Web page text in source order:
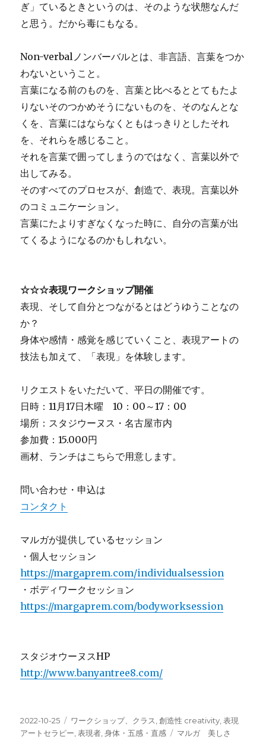
ぎ」ているときというのは、そのような状態なんだ
と思う。だから毒にもなる。
Non-verbalノンバーバルとは、非言語、言葉をつか
わないということ。
言葉になる前のものを、言葉と比べるととてもたよ
りないそのつかめそうにないものを、そのなんとな
くを、言葉にはならなくともはっきりとしたそれ
を、それらを感じること。
それを言葉で囲ってしまうのではなく、言葉以外で
出してみる。
そのすべてのプロセスが、創造で、表現。言葉以外
のコミュニケーション。
言葉にたよりすぎなくなった時に、自分の言葉が出
てくるようになるのかもしれない。
☆☆☆表現ワークショップ開催
表現、そして自分とつながるとはどうゆうことなの
か？
身体や感情・感覚を感じていくこと、表現アートの
技法も加えて、「表現」を体験します。
リクエストをいただいて、平日の開催です。
日時：11月17日木曜 10：00～17：00
場所：スタジウーヌス・名古屋市内
参加費：15.000円
画材、ランチはこちらで用意します。
問い合わせ・申込は
コンタクト
マルガが提供しているセッション
・個人セッション
https://margaprem.com/individualsession
・ボディワークセッション
https://margaprem.com/bodyworksession
スタジオウーヌスHP
http://www.banyantree8.com/
投
稿
2022-10-25
カ
テ
ワークショップ、クラス,創造性 creativity,表現
アートセラピー,表現者,身体・五感・直感 タ
マルガ 美しさ